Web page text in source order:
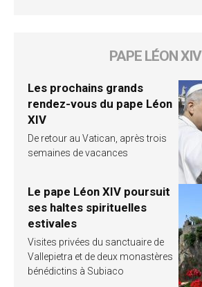
PAPE LÉON XIV
Les prochains grands
rendez-vous du pape Léon
XIV
De retour au Vatican, après trois
semaines de vacances
Le pape Léon XIV poursuit
ses haltes spirituelles
estivales
Visites privées du sanctuaire de
Vallepietra et de deux monastères
bénédictins à Subiaco